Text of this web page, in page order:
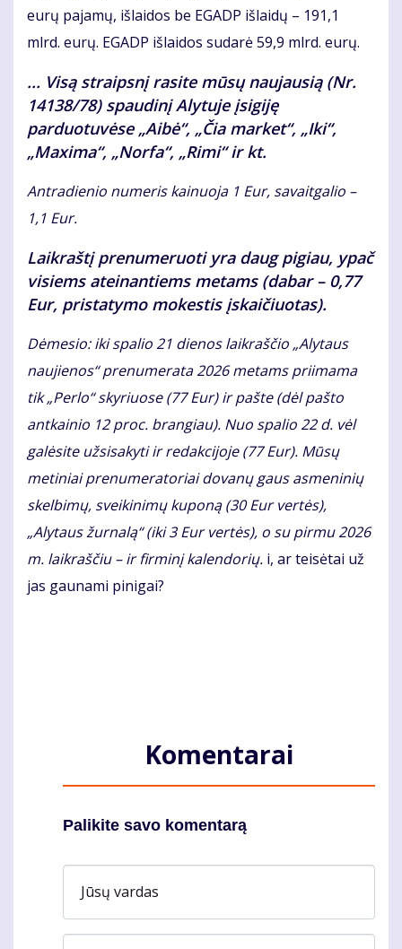
eurų pajamų, išlaidos be EGADP išlaidų – 191,1
mlrd. eurų. EGADP išlaidos sudarė 59,9 mlrd. eurų.
... Visą straipsnį rasite mūsų naujausią (Nr.
14138/78) spaudinį Alytuje įsigiję
parduotuvėse „Aibė“, „Čia market“, „Iki“,
„Maxima“, „Norfa“, „Rimi“ ir kt.
Antradienio numeris kainuoja 1 Eur, savaitgalio –
1,1 Eur.
Laikraštį prenumeruoti yra daug pigiau, ypač
visiems ateinantiems metams (dabar – 0,77
Eur, pristatymo mokestis įskaičiuotas).
Dėmesio: iki spalio 21 dienos laikraščio „Alytaus
naujienos“ prenumerata 2026 metams priimama
tik „Perlo“ skyriuose (77 Eur) ir pašte (dėl pašto
antkainio 12 proc. brangiau). Nuo spalio 22 d. vėl
galėsite užsisakyti ir redakcijoje (77 Eur). Mūsų
metiniai prenumeratoriai dovanų gaus asmeninių
skelbimų, sveikinimų kuponą (30 Eur vertės),
„Alytaus žurnalą“ (iki 3 Eur vertės), o su pirmu 2026
m. laikraščiu – ir firminį kalendorių. i, ar teisėtai už
jas gaunami pinigai?
Komentarai
Palikite savo komentarą
Jūsų vardas